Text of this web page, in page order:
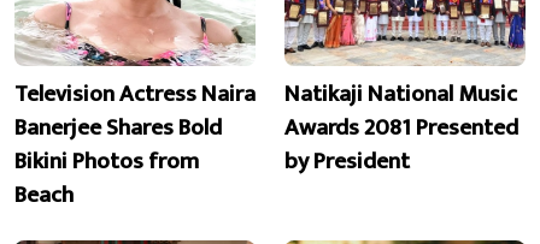
Television Actress Naira
Banerjee Shares Bold
Bikini Photos from
Beach
Natikaji National Music
Awards 2081 Presented
by President